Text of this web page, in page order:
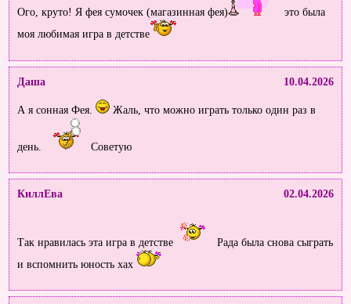
Ого, круто! Я фея сумочек (магазинная фея)
это была
моя любимая игра в детстве
Даша 10.04.2026
А я сонная Фея. Жаль, что можно играть только один раз в
день. Советую
КиллЕва 02.04.2026
Так нравилась эта игра в детстве
Рада была снова сыграть
и вспомнить юность хах